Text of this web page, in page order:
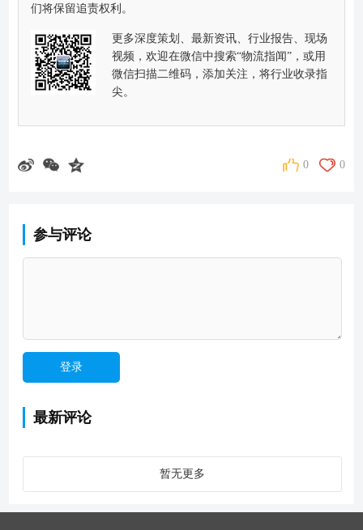
们将保留追责权利。
更多深度策划、最新资讯、行业报告、现场
视频，欢迎在微信中搜索“物流指闻”，或用
微信扫描二维码，添加关注，将行业收录指
尖。
0 0
参与评论
最新评论
暂无更多